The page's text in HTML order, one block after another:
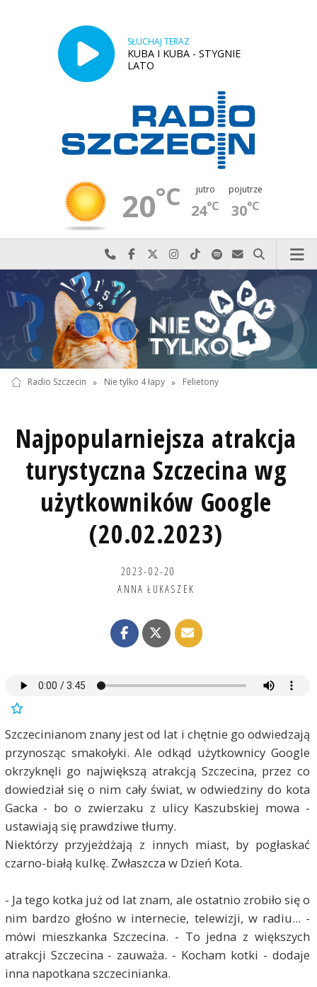
SŁUCHAJ TERAZ
KUBA I KUBA - STYGNIE
LATO
20°C jutro
24°C
pojutrze
30°C
Najlepiej po prostu do nas zadzwoń
Odwiedź nas na Facebook-u
Odwiedź nas na X
Odwiedź nas na Instagram-ie
Odwiedź nas na TikTok-u
Szukaj nas na Spotify
Wyślij do nas
Szukaj
Radio Szczecin » Nie tylko 4 łapy » Felietony
Najpopularniejsza atrakcja
turystyczna Szczecina wg
użytkowników Google
(20.02.2023)
2023-02-20
ANNA ŁUKASZEK
Szczecinianom znany jest od lat i chętnie go odwiedzają
przynosząc smakołyki. Ale odkąd użytkownicy Google
okrzyknęli go największą atrakcją Szczecina, przez co
dowiedział się o nim cały świat, w odwiedziny do kota
Gacka - bo o zwierzaku z ulicy Kaszubskiej mowa -
ustawiają się prawdziwe tłumy.
Niektórzy przyjeżdżają z innych miast, by pogłaskać
czarno-białą kulkę. Zwłaszcza w Dzień Kota.
- Ja tego kotka już od lat znam, ale ostatnio zrobiło się o
nim bardzo głośno w internecie, telewizji, w radiu... -
mówi mieszkanka Szczecina. - To jedna z większych
atrakcji Szczecina - zauważa. - Kocham kotki - dodaje
inna napotkana szczecinianka.